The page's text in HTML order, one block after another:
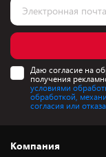
Даю согласие на
получения
условиями
обработкой,
согласия или отказа.
Компания